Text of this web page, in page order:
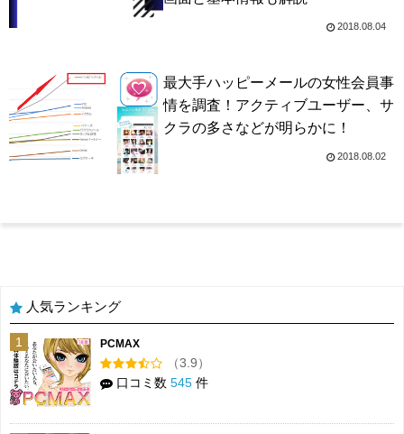
2018.08.04
最大手ハッピーメールの女性会員事
情を調査！アクティブユーザー、サ
クラの多さなどが明らかに！
2018.08.02
人気ランキング
1 PCMAX
（3.9）
口コミ数 545 件